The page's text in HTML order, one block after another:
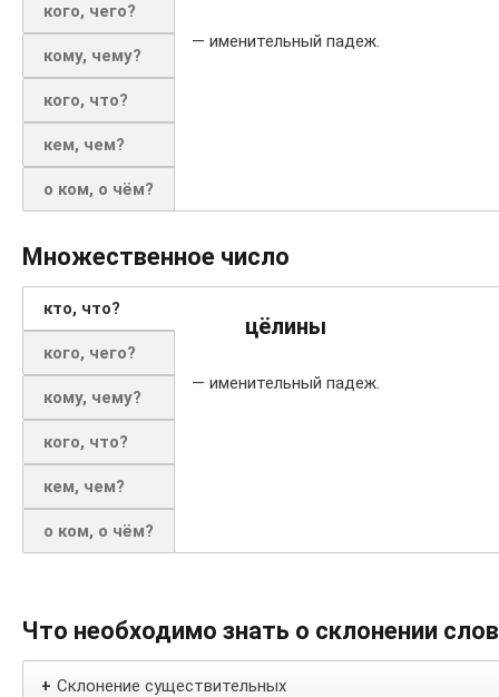
кого, чего?
кому, чему?
кого, что?
кем, чем?
о ком, о чём?
— именительный падеж.
Множественное число
кто, что?
кого, чего?
кому, чему?
кого, что?
кем, чем?
о ком, о чём?
цёлины
— именительный падеж.
Что необходимо знать о склонении
+ Склонение существительных